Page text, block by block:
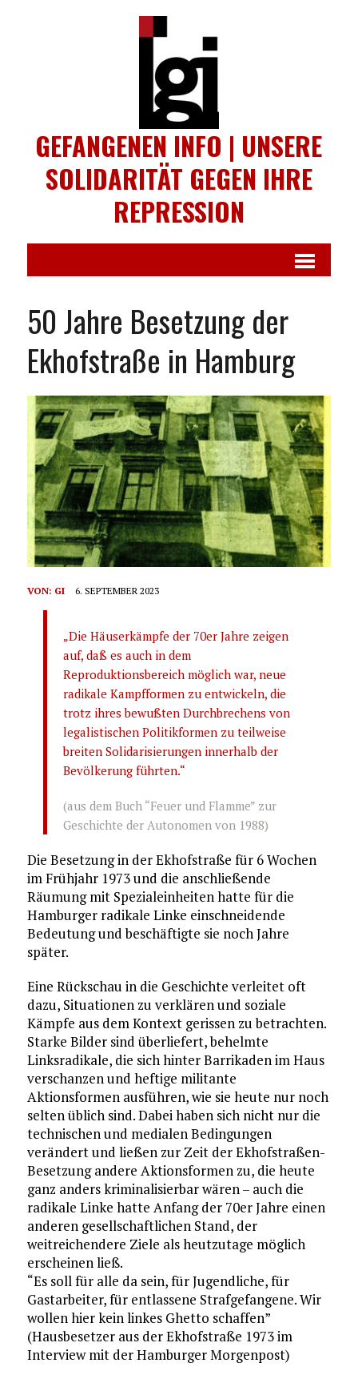
GEFANGENEN INFO | UNSERE
SOLIDARITÄT GEGEN IHRE
REPRESSION
50 Jahre Besetzung der
Ekhofstraße in Hamburg
VON: GI 6. SEPTEMBER 2023
„Die Häuserkämpfe der 70er Jahre zeigen
auf, daß es auch in dem
Reproduktionsbereich möglich war, neue
radikale Kampfformen zu entwickeln, die
trotz ihres bewußten Durchbrechens von
legalistischen Politikformen zu teilweise
breiten Solidarisierungen innerhalb der
Bevölkerung führten.“
(aus dem Buch “Feuer und Flamme” zur
Geschichte der Autonomen von 1988)
Die Besetzung in der Ekhofstraße für 6 Wochen
im Frühjahr 1973 und die anschließende
Räumung mit Spezialeinheiten hatte für die
Hamburger radikale Linke einschneidende
Bedeutung und beschäftigte sie noch Jahre
später.
Eine Rückschau in die Geschichte verleitet oft
dazu, Situationen zu verklären und soziale
Kämpfe aus dem Kontext gerissen zu betrachten.
Starke Bilder sind überliefert, behelmte
Linksradikale, die sich hinter Barrikaden im Haus
verschanzen und heftige militante
Aktionsformen ausführen, wie sie heute nur noch
selten üblich sind. Dabei haben sich nicht nur die
technischen und medialen Bedingungen
verändert und ließen zur Zeit der Ekhofstraßen-
Besetzung andere Aktionsformen zu, die heute
ganz anders kriminalisierbar wären – auch die
radikale Linke hatte Anfang der 70er Jahre einen
anderen gesellschaftlichen Stand, der
weitreichendere Ziele als heutzutage möglich
erscheinen ließ.
“Es soll für alle da sein, für Jugendliche, für
Gastarbeiter, für entlassene Strafgefangene. Wir
wollen hier kein linkes Ghetto schaffen”
(Hausbesetzer aus der Ekhofstraße 1973 im
Interview mit der Hamburger Morgenpost)